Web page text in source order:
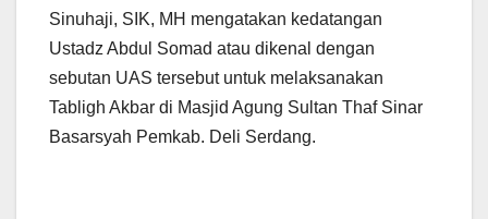
Sinuhaji, SIK, MH mengatakan kedatangan
Ustadz Abdul Somad atau dikenal dengan
sebutan UAS tersebut untuk melaksanakan
Tabligh Akbar di Masjid Agung Sultan Thaf Sinar
Basarsyah Pemkab. Deli Serdang.